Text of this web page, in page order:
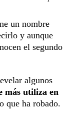
un nombre
y aunque
el segundo
algunos
más utiliza en
que ha robado.